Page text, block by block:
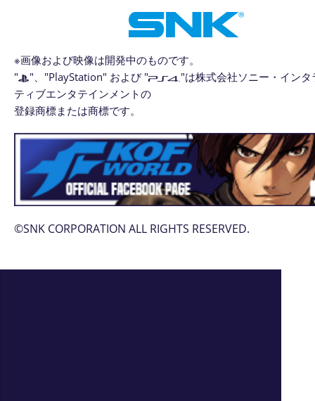
※画像および映像は開発中のものです。
"
"、"PlayStation" および "
"は株式会社ソニー・インタ
ティブエンタテインメントの
登録商標または商標です。
©SNK CORPORATION ALL RIGHTS RESERVED.